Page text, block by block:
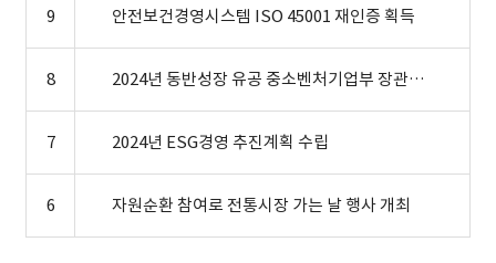
9 안전보건경영시스템 ISO 45001 재인증 획득
8 2024년 동반성장 유공 중소벤처기업부 장관상 수상
7 2024년 ESG경영 추진계획 수립
6 자원순환 참여로 전통시장 가는 날 행사 개최